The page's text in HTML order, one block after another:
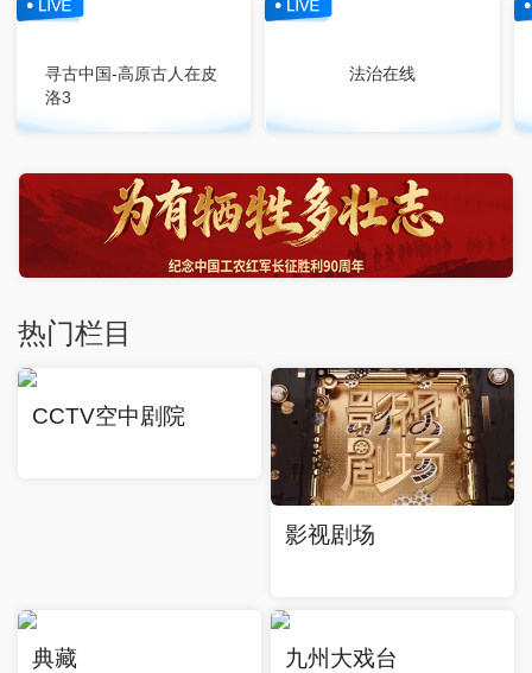
寻古中国-高原古人在皮
洛3
法治在线
热门栏目
CCTV空中剧院
影视剧场
典藏 九州大戏台